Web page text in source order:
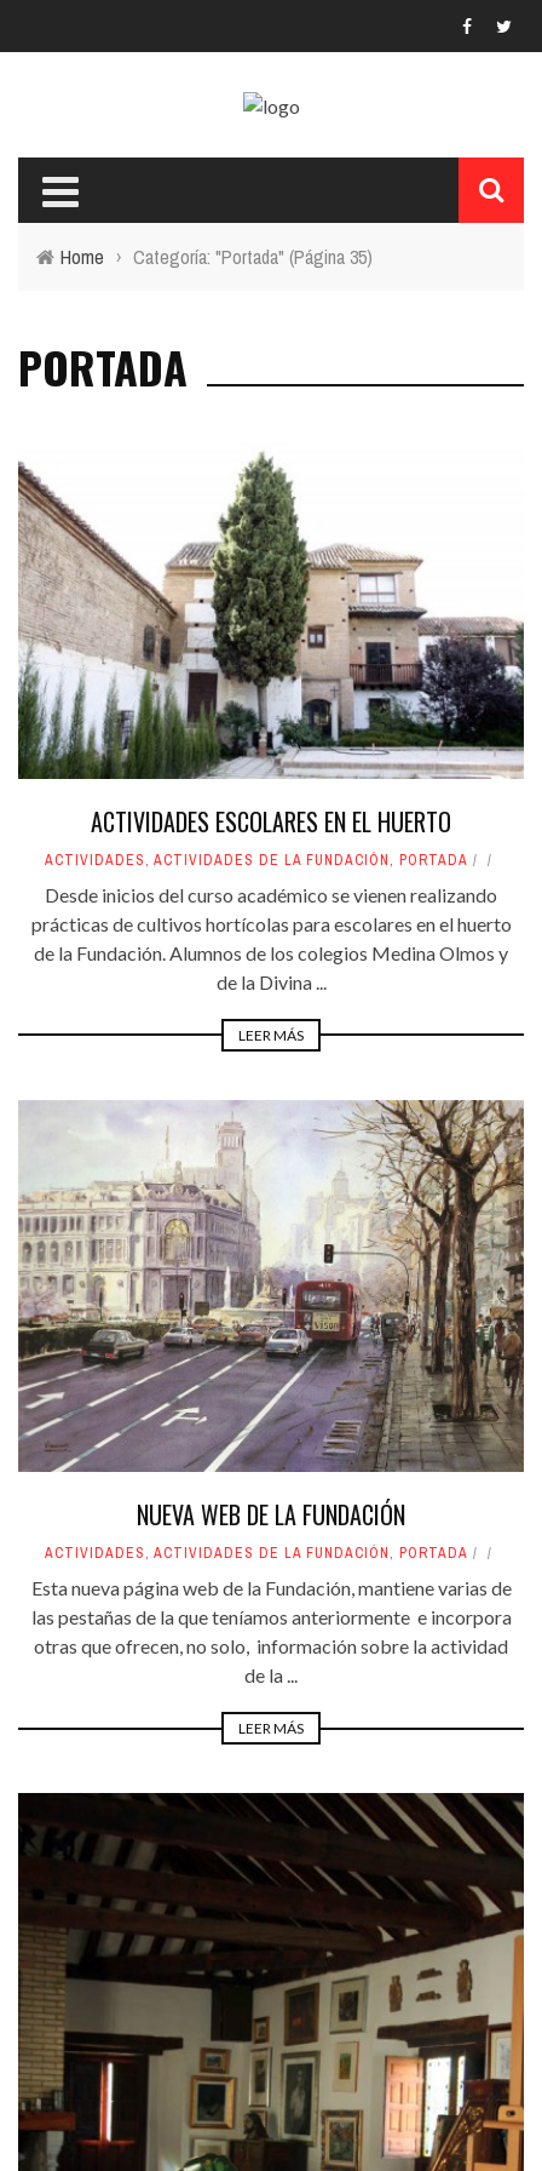
Home › Categoría: "Portada" (Página 35)
PORTADA
ACTIVIDADES ESCOLARES EN EL HUERTO
ACTIVIDADES, ACTIVIDADES DE LA FUNDACIÓN, PORTADA
Desde inicios del curso académico se vienen realizando
prácticas de cultivos hortícolas para escolares en el huerto
de la Fundación. Alumnos de los colegios Medina Olmos y
de la Divina ...
LEER MÁS
NUEVA WEB DE LA FUNDACIÓN
ACTIVIDADES, ACTIVIDADES DE LA FUNDACIÓN, PORTADA
Esta nueva página web de la Fundación, mantiene varias de
las pestañas de la que teníamos anteriormente e incorpora
otras que ofrecen, no solo, información sobre la actividad
de la ...
LEER MÁS